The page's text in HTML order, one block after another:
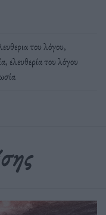
του λόγου,
, ελευθερία του λόγου